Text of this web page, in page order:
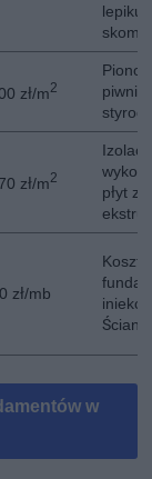
zł/m2
zł/m2
płyt z
zł/mb
Koszt
w